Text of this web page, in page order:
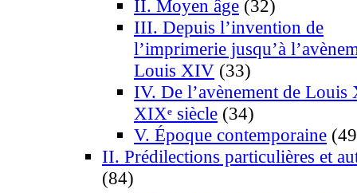
II. Moyen âge (32)
III. Depuis l’invention de
l’imprimerie jusqu’à
Louis XIV (33)
IV. De l’avènement de Louis
XIXᵉ siècle (34)
V. Époque contemporaine
II. Prédilections particulières et
(84)